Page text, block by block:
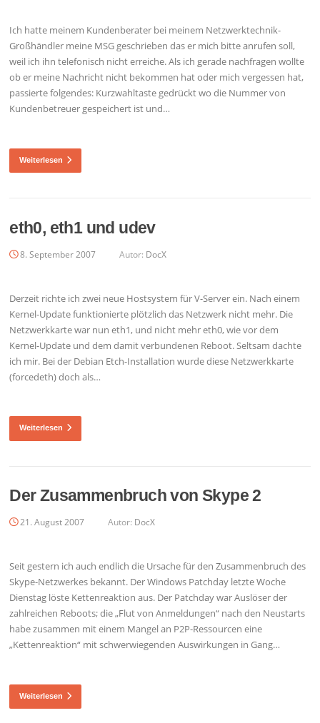
Ich hatte meinem Kundenberater bei meinem Netzwerktechnik-
Großhändler meine MSG geschrieben das er mich bitte anrufen soll,
weil ich ihn telefonisch nicht erreiche. Als ich gerade nachfragen wollte
ob er meine Nachricht nicht bekommen hat oder mich vergessen hat,
passierte folgendes: Kurzwahltaste gedrückt wo die Nummer von
Kundenbetreuer gespeichert ist und…
Weiterlesen
eth0, eth1 und udev
8. September 2007 Autor: DocX
Derzeit richte ich zwei neue Hostsystem für V-Server ein. Nach einem
Kernel-Update funktionierte plötzlich das Netzwerk nicht mehr. Die
Netzwerkkarte war nun eth1, und nicht mehr eth0, wie vor dem
Kernel-Update und dem damit verbundenen Reboot. Seltsam dachte
ich mir. Bei der Debian Etch-Installation wurde diese Netzwerkkarte
(forcedeth) doch als…
Weiterlesen
Der Zusammenbruch von Skype 2
21. August 2007 Autor: DocX
Seit gestern ich auch endlich die Ursache für den Zusammenbruch des
Skype-Netzwerkes bekannt. Der Windows Patchday letzte Woche
Dienstag löste Kettenreaktion aus. Der Patchday war Auslöser der
zahlreichen Reboots; die „Flut von Anmeldungen“ nach den Neustarts
habe zusammen mit einem Mangel an P2P-Ressourcen eine
„Kettenreaktion“ mit schwerwiegenden Auswirkungen in Gang…
Weiterlesen